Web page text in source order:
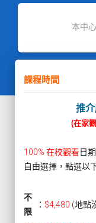
本中
課程時間
推介
(在家
100% 在校觀看日
自由選擇，點選以
不
限
： $4,480 (地點